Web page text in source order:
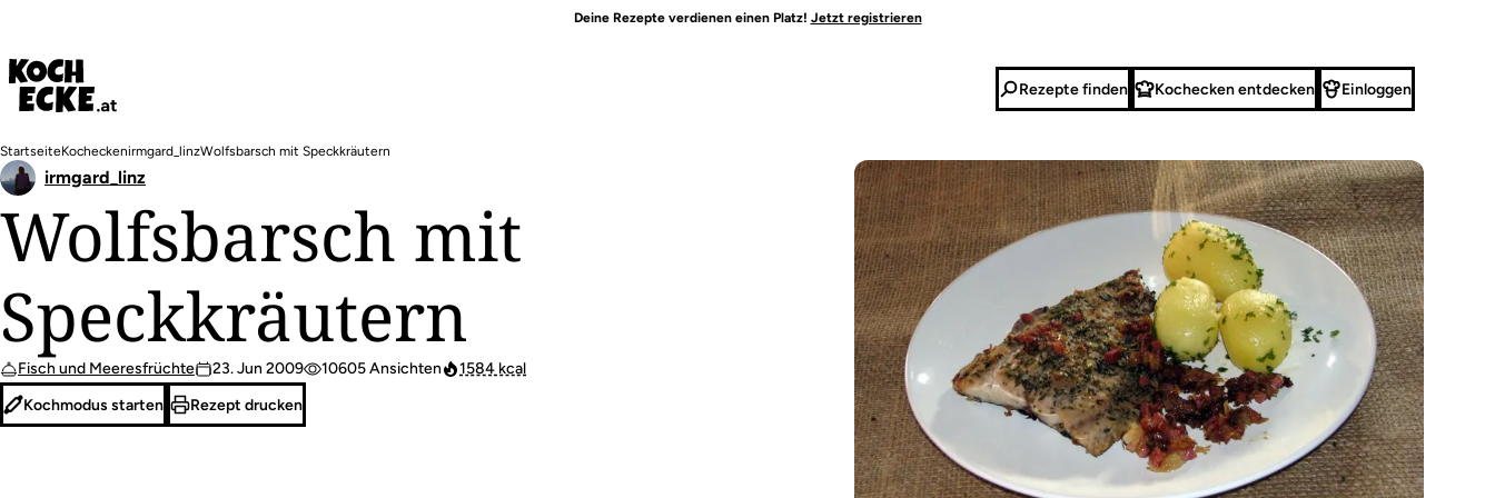
Inhalt
Deine Rezepte verdienen einen Platz! Jetzt registrieren
Rezepte finden Kochecken entdecken Einloggen
Pfadnavigation
StartseiteKocheckenirmgard_linzWolfsbarsch mit Speckkräutern
Wolfsbarsch mit
Speckkräutern
Fisch und Meeresfrüchte 23. Jun 2009 10605 Ansichten 1584 kcal
irmgard_linz
Kochmodus starten Rezept drucken